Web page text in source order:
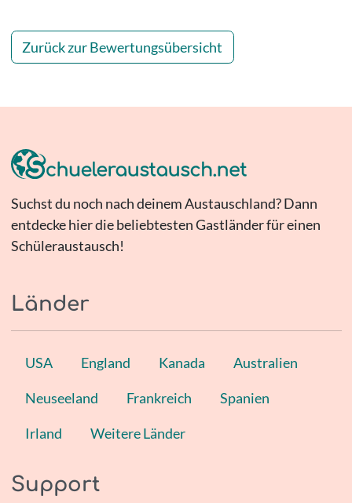
Zurück zur Bewertungsübersicht
Suchst du noch nach deinem Austauschland? Dann
entdecke hier die beliebtesten Gastländer für einen
Schüleraustausch!
Länder
USA England Kanada Australien
Neuseeland Frankreich Spanien
Irland Weitere Länder
Support